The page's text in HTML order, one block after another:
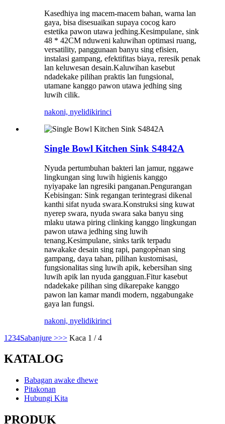
Kasedhiya ing macem-macem bahan, warna lan
gaya, bisa disesuaikan supaya cocog karo
estetika pawon utawa jedhing.Kesimpulane, sink
48 * 42CM nduweni kaluwihan optimasi ruang,
versatility, panggunaan banyu sing efisien,
instalasi gampang, efektifitas biaya, reresik penak
lan keluwesan desain.Kaluwihan kasebut
ndadekake pilihan praktis lan fungsional,
utamane kanggo pawon utawa jedhing sing
luwih cilik.
nakoni, nyelidikirinci
Single Bowl Kitchen Sink S4842A
Nyuda pertumbuhan bakteri lan jamur, nggawe
lingkungan sing luwih higienis kanggo
nyiyapake lan ngresiki panganan.Pengurangan
Kebisingan: Sink regangan terintegrasi dikenal
kanthi sifat nyuda swara.Konstruksi sing kuwat
nyerep swara, nyuda swara saka banyu sing
mlaku utawa piring clinking kanggo lingkungan
pawon utawa jedhing sing luwih
tenang.Kesimpulane, sinks tarik terpadu
nawakake desain sing rapi, pangopènan sing
gampang, daya tahan, pilihan kustomisasi,
fungsionalitas sing luwih apik, kebersihan sing
luwih apik lan nyuda gangguan.Fitur kasebut
ndadekake pilihan sing dikarepake kanggo
pawon lan kamar mandi modern, nggabungake
gaya lan fungsi.
nakoni, nyelidikirinci
1 234Sabanjure >>> Kaca 1 / 4
KATALOG
Babagan awake dhewe
Pitakonan
Hubungi Kita
PRODUK